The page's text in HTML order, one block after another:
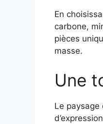
En
carbone,
pièces
masse.
Une
Le paysage